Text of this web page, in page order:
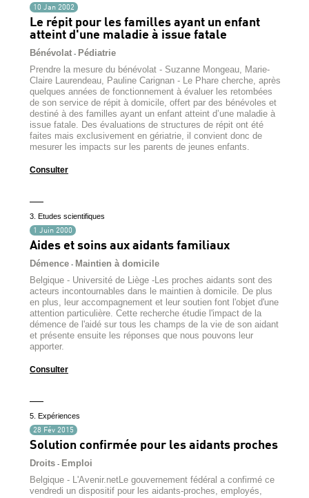
10 Jan 2002
Le répit pour les familles ayant un enfant
atteint d'une maladie à issue fatale
Bénévolat - Pédiatrie
Prendre la mesure du bénévolat - Suzanne Mongeau, Marie-
Claire Laurendeau, Pauline Carignan - Le Phare cherche, après
quelques années de fonctionnement à évaluer les retombées
de son service de répit à domicile, offert par des bénévoles et
destiné à des familles ayant un enfant atteint d’une maladie à
issue fatale. Des évaluations de structures de répit ont été
faites mais exclusivement en gériatrie, il convient donc de
mesurer les impacts sur les parents de jeunes enfants.
Consulter
3. Etudes scientifiques
1 Juin 2000
Aides et soins aux aidants familiaux
Démence - Maintien à domicile
Belgique - Université de Liège -Les proches aidants sont des
acteurs incontournables dans le maintien à domicile. De plus
en plus, leur accompagnement et leur soutien font l'objet d'une
attention particulière. Cette recherche étudie l'impact de la
démence de l'aidé sur tous les champs de la vie de son aidant
et présente ensuite les réponses que nous pouvons leur
apporter.
Consulter
5. Expériences
28 Fév 2015
Solution confirmée pour les aidants proches
Droits - Emploi
Belgique - L'Avenir.netLe gouvernement fédéral a confirmé ce
vendredi un dispositif pour les aidants-proches, employés,